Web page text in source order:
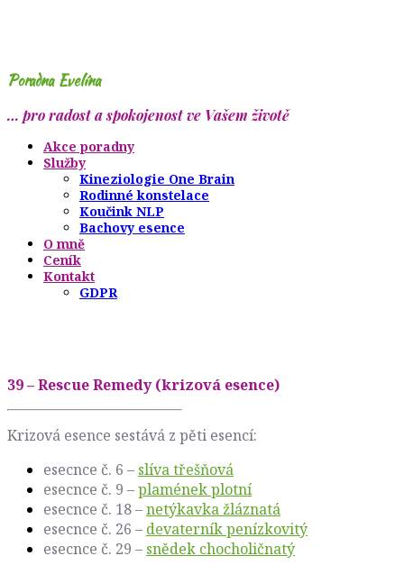
Poradna Evelína
… pro radost a spokojenost ve Vašem životě
Akce poradny
Služby
Kineziologie One Brain
Rodinné konstelace
Koučink NLP
Bachovy esence
O mně
Ceník
Kontakt
GDPR
39 – Rescue Remedy (krizová esence)
Krizová esence sestává z pěti esencí:
esecnce č. 6 – slíva třešňová
esecnce č. 9 –plamének plotní
esecnce č. 18 –netýkavka žláznatá
esecnce č. 26 – devaterník penízkovitý
esecnce č. 29 – snědek chocholičnatý